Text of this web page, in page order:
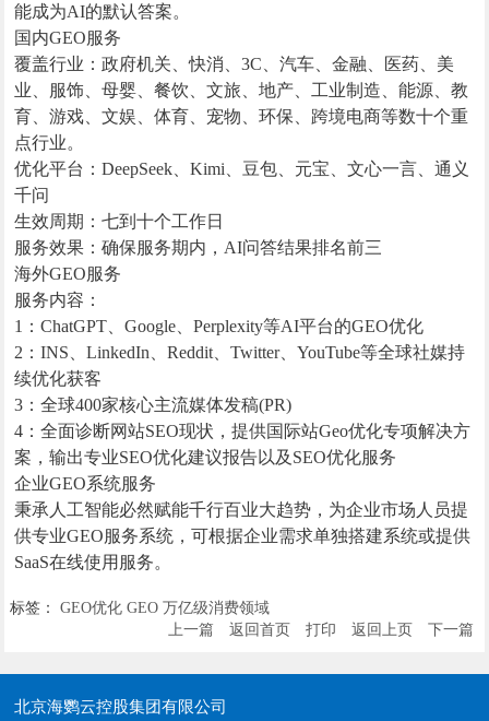
能成为AI的默认答案。
国内GEO服务
覆盖行业：政府机关、快消、3C、汽车、金融、医药、美
业、服饰、母婴、餐饮、文旅、地产、工业制造、能源、教
育、游戏、文娱、体育、宠物、环保、跨境电商等数十个重
点行业。
优化平台：DeepSeek、Kimi、豆包、元宝、文心一言、通义
千问
生效周期：七到十个工作日
服务效果：确保服务期内，AI问答结果排名前三
海外GEO服务
服务内容：
1：ChatGPT、Google、Perplexity等AI平台的GEO优化
2：INS、LinkedIn、Reddit、Twitter、YouTube等全球社媒持
续优化获客
3：全球400家核心主流媒体发稿(PR)
4：全面诊断网站SEO现状，提供国际站Geo优化专项解决方
案，输出专业SEO优化建议报告以及SEO优化服务
企业GEO系统服务
秉承人工智能必然赋能千行百业大趋势，为企业市场人员提
供专业GEO服务系统，可根据企业需求单独搭建系统或提供
SaaS在线使用服务。
标签： GEO优化 GEO 万亿级消费领域
上一篇
返回首页 打印 返回上页 下一篇
北京海鹦云控股集团有限公司